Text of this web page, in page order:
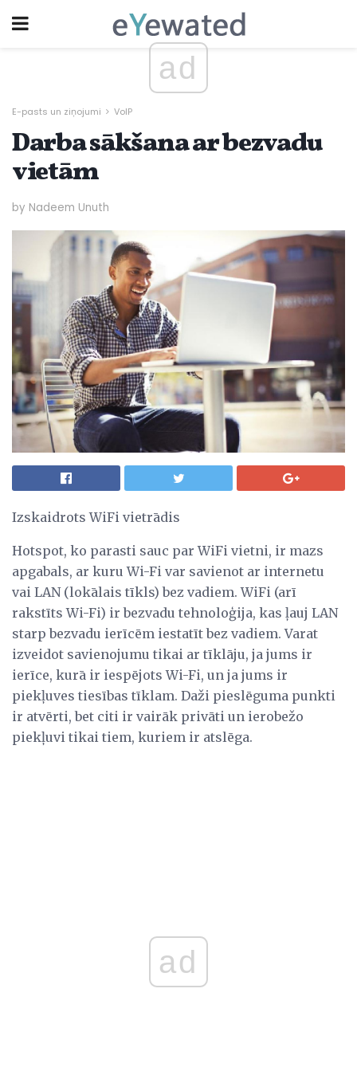
ad
E-pasts un ziņojumi VoIP
Darba sākšana ar bezvadu
vietām
by Nadeem Unuth
Izskaidrots WiFi vietrādis
Hotspot, ko parasti sauc par WiFi vietni, ir mazs
apgabals, ar kuru Wi-Fi var savienot ar internetu
vai LAN (lokālais tīkls) bez vadiem. WiFi (arī
rakstīts Wi-Fi) ir bezvadu tehnoloģija, kas ļauj LAN
starp bezvadu ierīcēm iestatīt bez vadiem. Varat
izveidot savienojumu tikai ar tīklāju, ja jums ir
ierīce, kurā ir iespējots Wi-Fi, un ja jums ir
piekļuves tiesības tīklam. Daži pieslēguma punkti
ir atvērti, bet citi ir vairāk privāti un ierobežo
piekļuvi tikai tiem, kuriem ir atslēga.
ad